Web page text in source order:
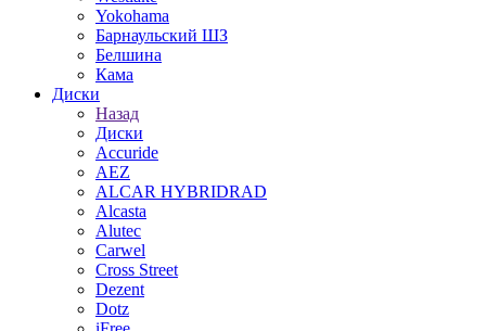
Yokohama
Барнаульский ШЗ
Белшина
Кама
Диски
Назад
Диски
Accuride
AEZ
ALCAR HYBRIDRAD
Alcasta
Alutec
Carwel
Cross Street
Dezent
Dotz